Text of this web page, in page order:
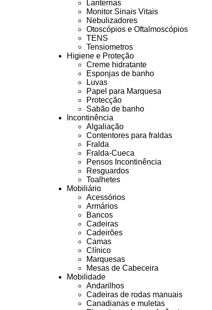
Lanternas
Monitor Sinais Vitais
Nebulizadores
Otoscópios e Oftalmoscópios
TENS
Tensiometros
Higiene e Proteção
Creme hidratante
Esponjas de banho
Luvas
Papel para Marquesa
Protecção
Sabão de banho
Incontinência
Algaliação
Contentores para fraldas
Fralda
Fralda-Cueca
Pensos Incontinência
Resguardos
Toalhetes
Mobiliário
Acessórios
Armários
Bancos
Cadeiras
Cadeirões
Camas
Clínico
Marquesas
Mesas de Cabeceira
Mobilidade
Andarilhos
Cadeiras de rodas manuais
Canadianas e muletas